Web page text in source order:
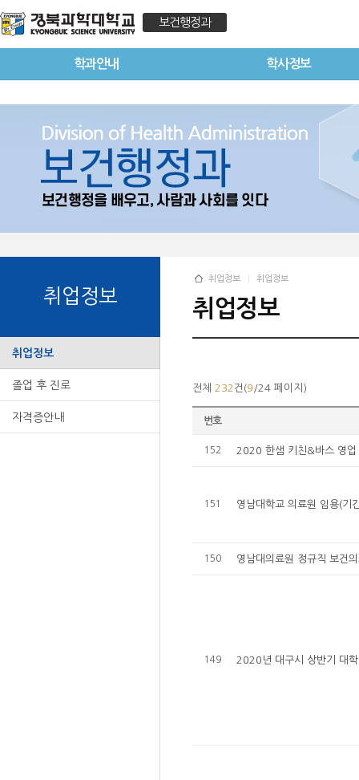
보건행정과
학과안내 학사정보
취업정보
취업정보
졸업 후 진로
자격증안내
취업정보 취업정보
취업정보
전체 232 건(9 /24 페이지)
번호
152 2020 한샘 키친&바스 영
151 영남대학교 의료원 임용(기
150 영남대의료원 정규직 보건
149 2020년 대구시 상반기 대